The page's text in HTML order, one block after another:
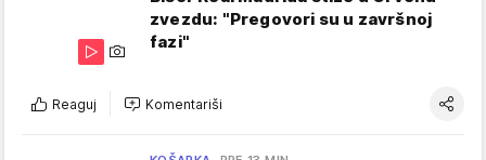
zvezdu: "Pregovori su u završnoj
fazi"
Reaguj Komentariši